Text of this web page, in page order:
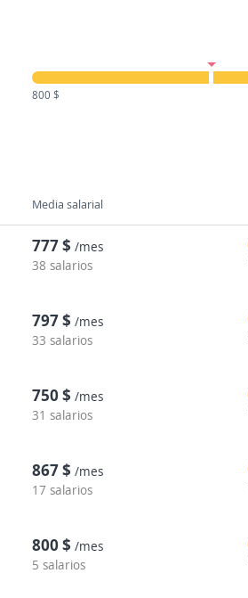
800 $
Media salarial
777 $ /mes
38 salarios
797 $ /mes
33 salarios
750 $ /mes
31 salarios
867 $ /mes
17 salarios
800 $ /mes
5 salarios